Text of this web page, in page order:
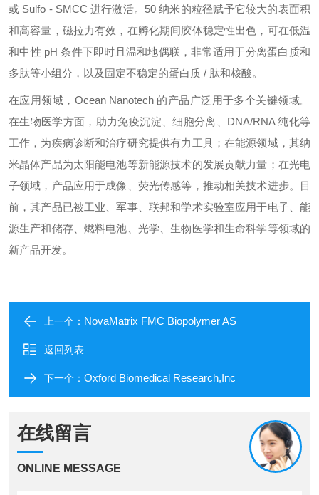
或 Sulfo - SMCC 进行激活。50 纳米的粒径赋予它较大的表面积
和高容量，磁拉力有效，在孵化期间胶体稳定性出色，可在低温
和中性 pH 条件下即时且温和地偶联，非常适用于分离蛋白质和
多肽等小组分，以及固定不稳定的蛋白质 / 肽和核酸。
在应用领域，Ocean Nanotech 的产品广泛用于多个关键领域。
在生物医学方面，助力免疫沉淀、细胞分离、DNA/RNA 纯化等
工作，为疾病诊断和治疗研究提供有力工具；在能源领域，其纳
米晶体产品为太阳能电池等新能源技术的发展贡献力量；在光电
子领域，产品应用于成像、荧光传感等，推动相关技术进步。目
前，其产品已被工业、军事、联邦和学术实验室应用于电子、能
源生产和储存、燃料电池、光学、生物医学和生命科学等领域的
新产品开发。
上一个： NovaMatrix FMC Biopolymer AS​
返回列表
下一个： Oxford Biomedical Research,Inc​
在线留言
ONLINE MESSAGE